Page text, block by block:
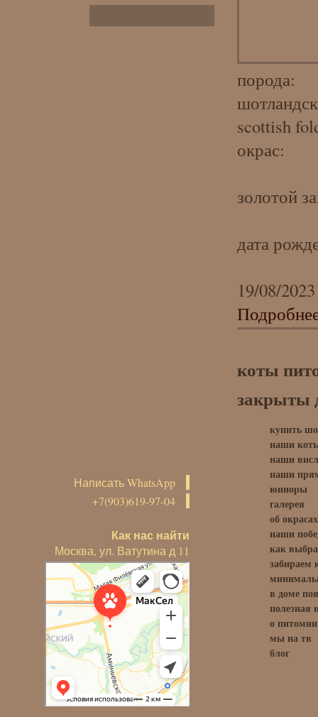
порода:
scottish
окрас:
золотой
дата
19/08/2023
коты
закрыты
Написать WhatsApp
+7(903)619-97-04
Как нас найти
Москва, ул. Ватутина д 11
купить
наши
наши
наши
юниоры
галерея
об окрасах
наши
как
забираем
в доме
полезная
о
мы на тв
блог